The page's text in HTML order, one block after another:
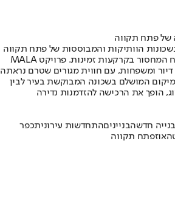
של פתח תקווה
הוותיקות והמבוססות של פתח תקווה
הופך למשימה מורכבת נוכח המחסור בקרקעות זמינות. פרויקט MALA
ומשפחות, עם חווית מגורים שטרם נראתה
המושלם בשכונה המבוקשת בעיר לבין
הופך את הרכישה להזדמנות נדירה
בנייה חדשהבנייניםהתחדשות עירוניתכפר
פתח תקווה